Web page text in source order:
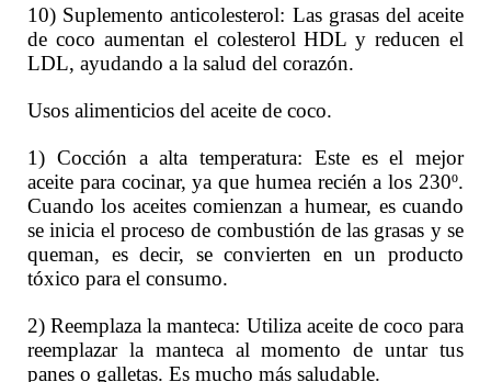
10) Suplemento anticolesterol: Las grasas del aceite
de coco aumentan el colesterol HDL y reducen el
LDL, ayudando a la salud del corazón.
Usos alimenticios del aceite de coco.
1) Cocción a alta temperatura: Este es el mejor
aceite para cocinar, ya que humea recién a los 230º.
Cuando los aceites comienzan a humear, es cuando
se inicia el proceso de combustión de las grasas y se
queman, es decir, se convierten en un producto
tóxico para el consumo.
2) Reemplaza la manteca: Utiliza aceite de coco para
reemplazar la manteca al momento de untar tus
panes o galletas. Es mucho más saludable.